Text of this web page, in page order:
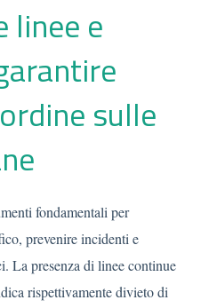
linee e
sulle
fondamentali per
prevenire incidenti e
La presenza di linee continue
rispettivamente divieto di